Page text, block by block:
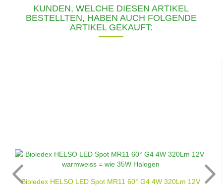
KUNDEN, WELCHE DIESEN ARTIKEL
BESTELLTEN, HABEN AUCH FOLGENDE
ARTIKEL GEKAUFT:
Bioledex HELSO LED Spot MR11 60° G4 4W 320Lm 12V